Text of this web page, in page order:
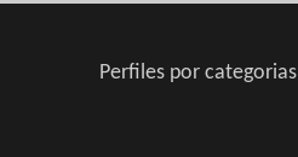
Perfiles por categorias